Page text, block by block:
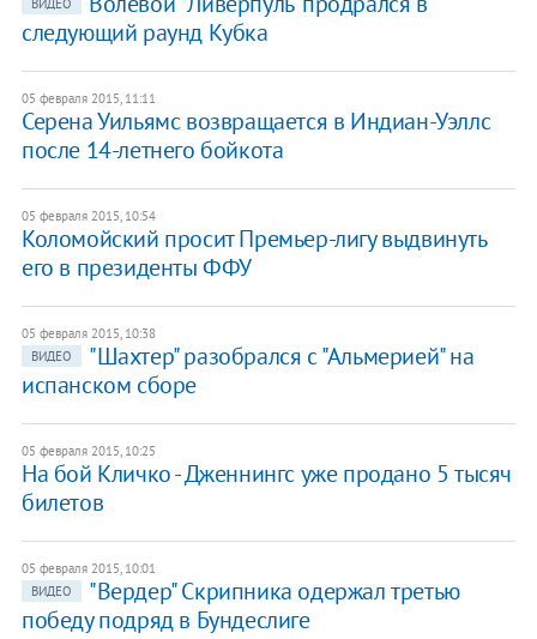
ВИДЕО
следующий раунд Кубка
05 февраля 2015, 11:11
Серена Уильямс возвращается в Индиан-Уэллс
после 14-летнего бойкота
05 февраля 2015, 10:54
Коломойский просит Премьер-лигу выдвинуть
его в президенты ФФУ
05 февраля 2015, 10:38
ВИДЕО
"Шахтер" разобрался с "Альмерией" на
испанском сборе
05 февраля 2015, 10:25
На бой Кличко - Дженнингс уже продано 5 тысяч
билетов
05 февраля 2015, 10:01
ВИДЕО
"Вердер" Скрипника одержал третью
победу подряд в Бундеслиге